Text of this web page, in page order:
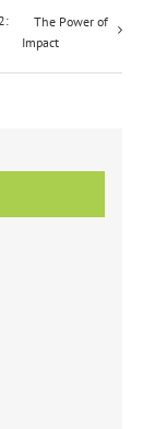
The Power of
Impact